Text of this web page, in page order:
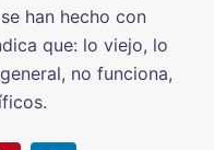
han hecho con
que: lo viejo, lo
no funciona,